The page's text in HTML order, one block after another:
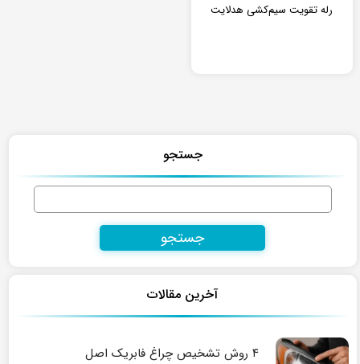
رله تقویت سیم‌کشی هدلایت
جستجو
جستجو
آخرین مقالات
۴ روش تشخیص چراغ فابریک اصل